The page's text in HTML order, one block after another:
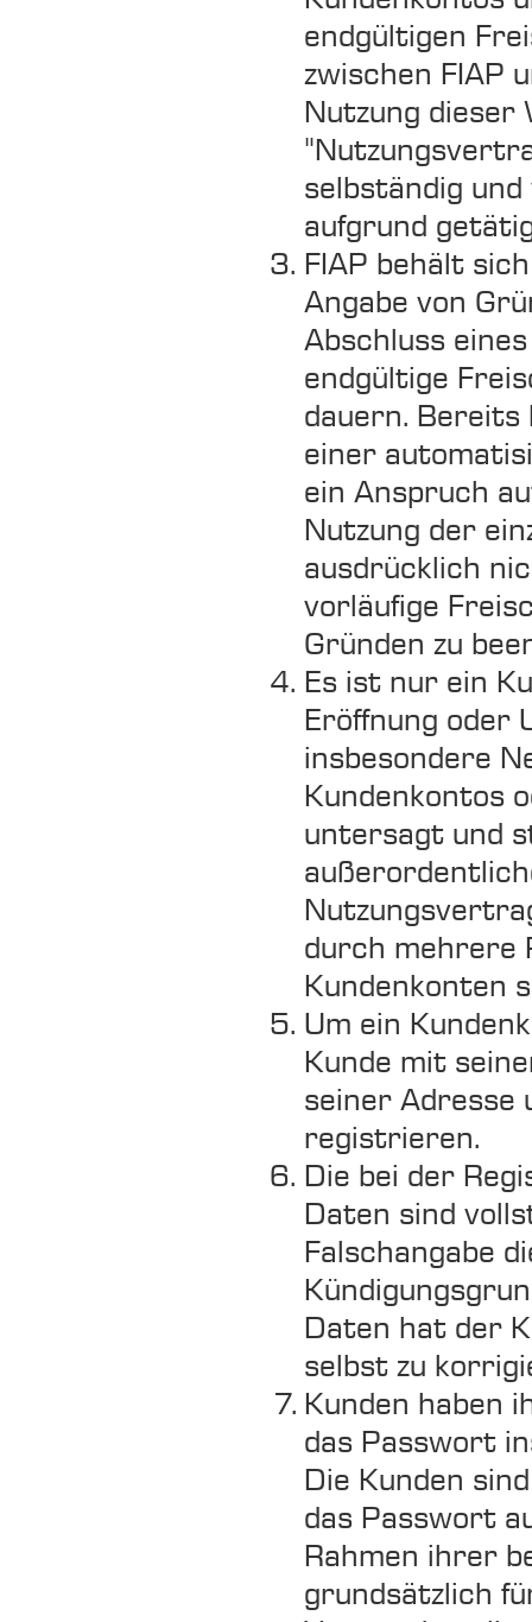
endgültigen
zwischen FIAP
Nutzung dieser
selbständig
aufgrund
FIAP behält
Angabe von
Abschluss
endgültige
dauern. Bereits
einer
ein Anspruch
Nutzung der
ausdrücklich
vorläufige
Gründen zu
Es ist nur ein
Eröffnung oder
insbesondere
Kundenkontos
untersagt und
durch mehrere
Kundenkonten
Um ein
Kunde mit
seiner Adresse
registrieren.
Die bei der
Daten sind
Falschangabe
Daten hat der
selbst zu
Kunden haben
das Passwort
Die Kunden
das Passwort
Rahmen ihrer
grundsätzlich